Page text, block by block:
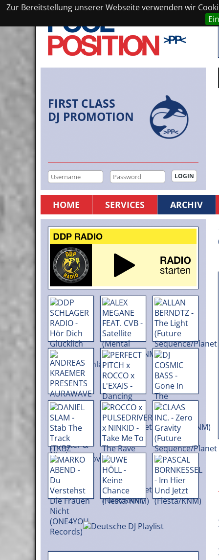
Zur Bereitstellung unserer Webseite verwenden wir
FIRST CLASS
DJ PROMOTION
HOME SERVICES ARCHIV